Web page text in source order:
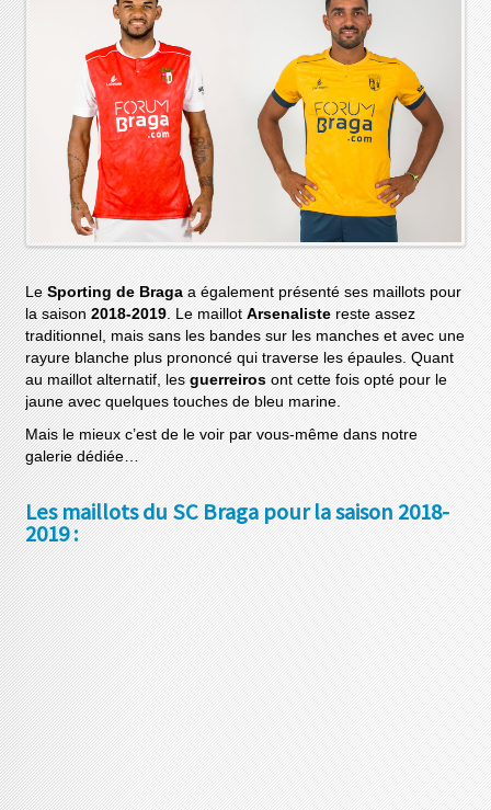
LeSporting de Braga a également présenté ses maillots pour
la saison2018-2019 . Le maillotArsenalistereste assez
traditionnel, mais sans les bandes sur les manches et avec une
rayure blanche plus prononcé qui traverse les épaules. Quant
au maillot alternatif, lesguerreirosont cette fois opté pour le
jaune avec quelques touches de bleu marine.
Mais le mieux c’est de le voir par vous-même dans notre
galerie dédiée…
Les maillots du SC Braga pour la saison 2018-
2019 :